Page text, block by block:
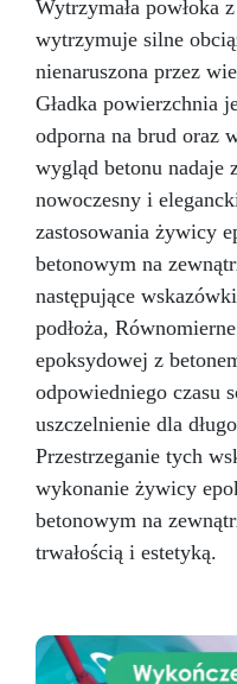
równomierny
impregnacji
podłoży:
równomierne i
w czyszczeniu:
się ciepłą wodą i
łatwy w
chcesz
precyzyjnie oraz
narzędziu
nasz
Wytrzymała powłoka
wytrzymuje silne
nienaruszona przez
Gładka powierzchnia
odporna na brud oraz
wygląd betonu nadaje
nowoczesny i
zastosowania żywicy
betonowym na
następujące
podłoża,
epoksydowej z
odpowiedniego czasu
uszczelnienie dla
Przestrzeganie tych
wykonanie żywicy
betonowym na
trwałością i estetyką.